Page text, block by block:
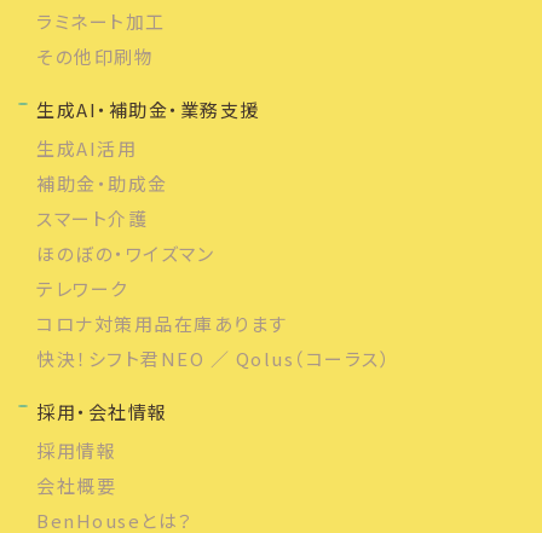
ラミネート加工
その他印刷物
生成AI・補助金・業務支援
生成AI活用
補助金・助成金
スマート介護
ほのぼの・ワイズマン
テレワーク
コロナ対策用品在庫あります
快決！シフト君NEO ／ Qolus（コーラス）
採用・会社情報
採用情報
会社概要
BenHouseとは？